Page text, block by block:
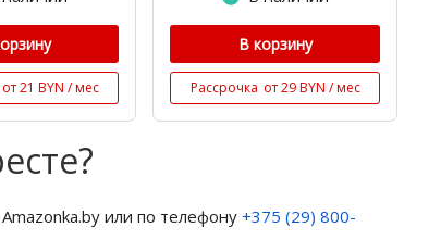
от 21 BYN / мес
В корзину
Рассрочка от 29 BYN / мес
или по телефону +375 (29) 800-